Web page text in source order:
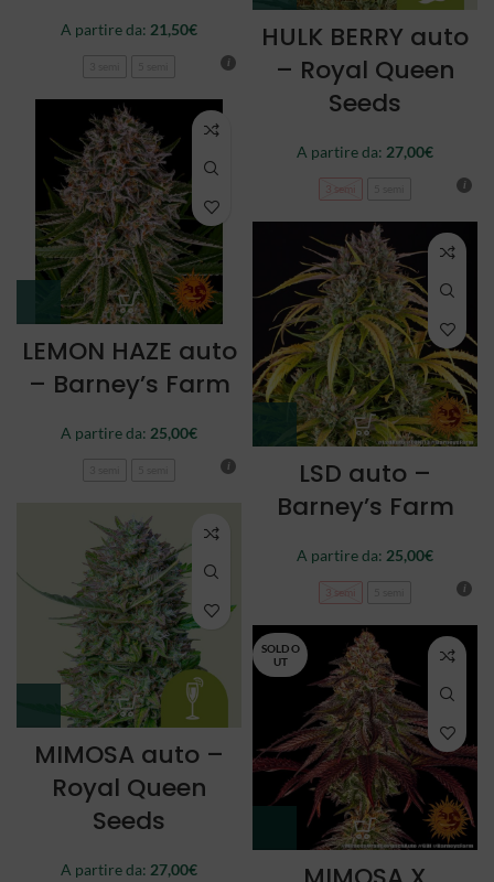
A partire da: 21,50€
HULK BERRY auto
– Royal Queen
Seeds
A partire da: 27,00€
3 semi
LEMON HAZE auto
– Barney’s Farm
A partire da: 25,00€
LSD auto –
Barney’s Farm
A partire da: 25,00€
3 semi
MIMOSA auto –
Royal Queen
Seeds
A partire da: 27,00€
SOLD O
UT